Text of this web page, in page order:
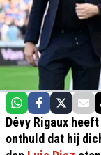
Dévy Rigaux
onthuld dat hij